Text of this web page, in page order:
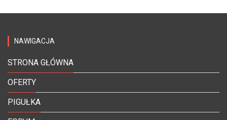
NAWIGACJA
STRONA GŁÓWNA
OFERTY
PIGUŁKA